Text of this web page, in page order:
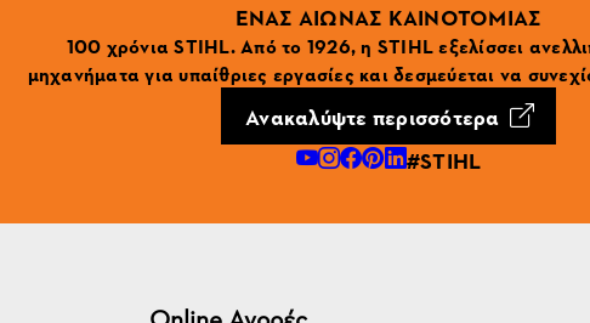
ΕΝΑΣ ΑΙΩΝΑΣ ΚΑΙΝΟΤΟΜΙΑΣ
100 χρόνια STIHL. Από το 1926, η STIHL εξελίσσει
μηχανήματα για υπαίθριες εργασίες και δεσμεύεται να
Ανακαλύψτε περισσότερα
#STIHL